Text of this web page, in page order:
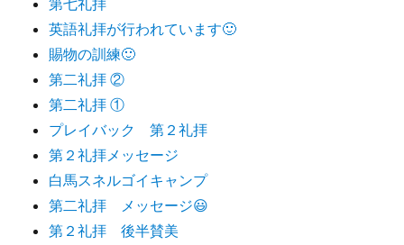
第七礼拝
英語礼拝が行われています🙂
賜物の訓練🙂
第二礼拝 ②
第二礼拝 ①
プレイバック 第２礼拝
第２礼拝メッセージ
白馬スネルゴイキャンプ
第二礼拝 メッセージ😃
第２礼拝 後半賛美